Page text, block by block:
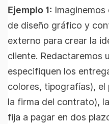
Ejemplo 1: Imaginemos
de diseño gráfico y
externo para crear la
cliente. Redactaremos
especifiquen los
colores, tipografías), el
la firma del contrato),
fija a pagar en dos